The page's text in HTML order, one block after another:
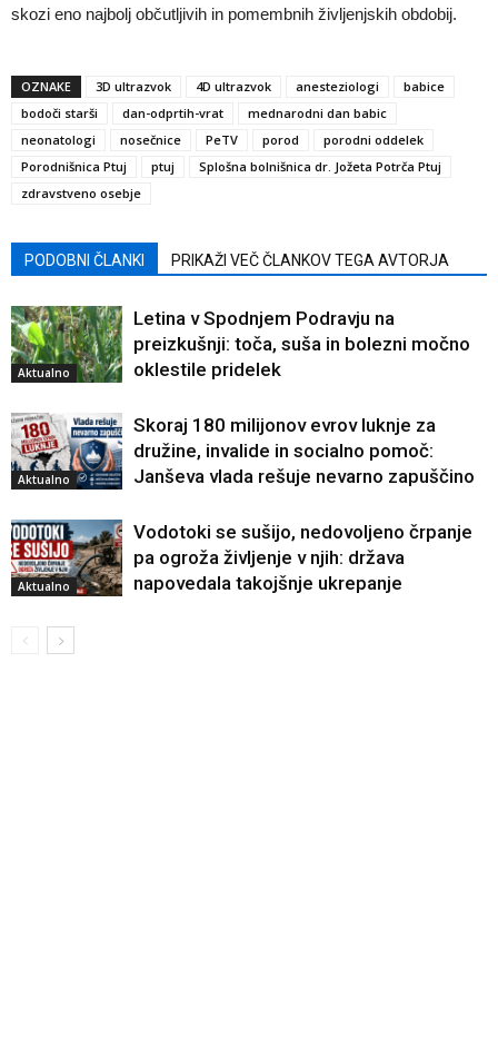
skozi eno najbolj občutljivih in pomembnih življenjskih obdobij.
OZNAKE 3D ultrazvok 4D ultrazvok anesteziologi
babice
bodoči starši
dan-odprtih-vrat
mednarodni dan babic
neonatologi
nosečnice PeTV porod
porodni oddelek
Porodnišnica Ptuj
ptuj
Splošna bolnišnica dr. Jožeta Potrča Ptuj
zdravstveno osebje
PODOBNI ČLANKI PRIKAŽI VEČ ČLANKOV TEGA AVTORJA
Aktualno
Letina v Spodnjem Podravju na
preizkušnji: toča, suša in bolezni močno
oklestile pridelek
Aktualno
Skoraj 180 milijonov evrov luknje za
družine, invalide in socialno pomoč:
Janševa vlada rešuje nevarno zapuščino
Aktualno
Vodotoki se sušijo, nedovoljeno črpanje
pa ogroža življenje v njih: država
napovedala takojšnje ukrepanje